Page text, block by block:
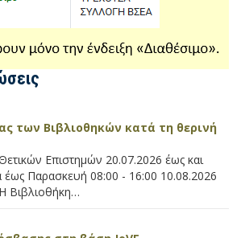
των Βιβλιοθηκών κατά τη θερινή
Επιστημών 20.07.2026 έως και
έως Παρασκευή 08:00 - 16:00 10.08.2026
Βιβλιοθήκη…